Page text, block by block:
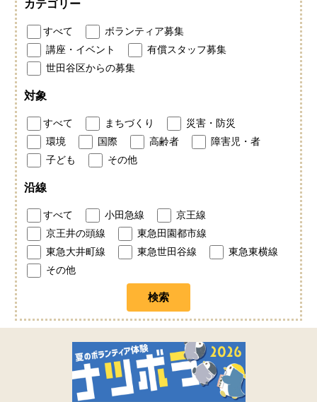
カテゴリー
すべて
ボランティア募集
講座・イベント
有償スタッフ募集
世田谷区からの募集
対象
すべて まちづくり
災害・防災
環境
国際 高齢者
障害児・者
子ども
その他
沿線
すべて 小田急線
京王線
京王井の頭線
東急田園都市線
東急大井町線
東急世田谷線
東急東横線
その他